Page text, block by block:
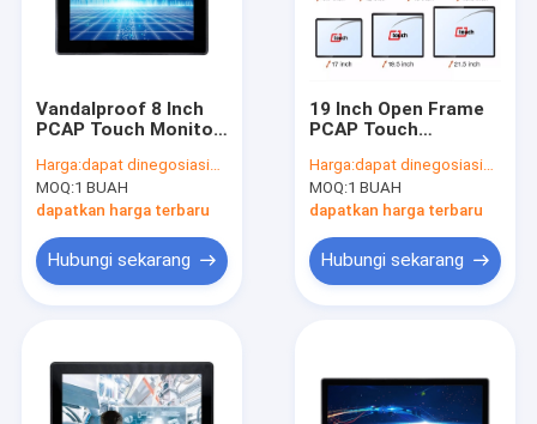
Panel LCD TFT
Layar Sentuh Gelombang Akustik Permukaan
Layar Sentuh Resistif
Monitor Layar Sentuh Melengkung
Papan Tulis Interaktif Pendidikan
Vandalproof 8 Inch
PCAP Touch Monitor
Luminance 400
Cd/M2
Harga:dapat dinegosiasikan
MOQ:1 BUAH
dapatkan harga terbaru
Hubungi sekarang
19 Inch Open Frame
PCAP Touch
Capacitive
Touchscreen Monitor
Harga:dapat dinegosiasikan
MOQ:1 BUAH
dapatkan harga terbaru
Hubungi sekarang